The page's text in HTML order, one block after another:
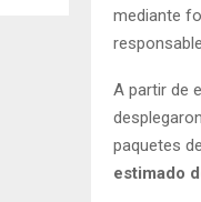
mediante
A partir de
paquetes
estimado